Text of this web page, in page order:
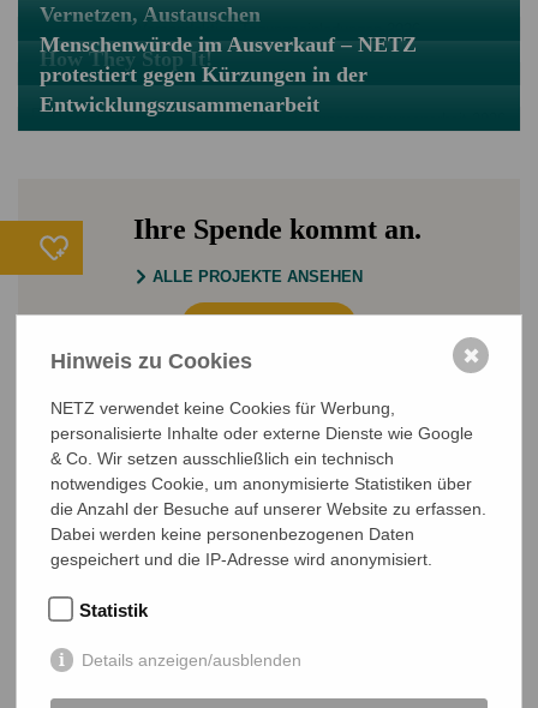
Vernetzen, Austauschen
How They Stop It!
Menschenwürde im Ausverkauf – NETZ
protestiert gegen Kürzungen in der
Entwicklungszusammenarbeit
Ihre Spende kommt an.
ALLE PROJEKTE ANSEHEN
Marktlaubenstraße 9
Germany
Hinweis zu Cookies
NETZ verwendet keine Cookies für Werbung,
personalisierte Inhalte oder externe Dienste wie Google
& Co. Wir setzen ausschließlich ein technisch
notwendiges Cookie, um anonymisierte Statistiken über
die Anzahl der Besuche auf unserer Website zu erfassen.
Dabei werden keine personenbezogenen Daten
gespeichert und die IP-Adresse wird anonymisiert.
Statistik
Details anzeigen/ausblenden
✖